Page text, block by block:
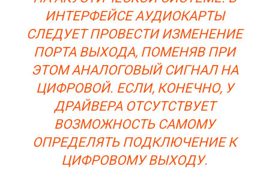
ИНТЕРФЕЙСЕ АУДИОКАРТЫ
СЛЕДУЕТ ПРОВЕСТИ ИЗМЕНЕНИЕ
ПОРТА ВЫХОДА, ПОМЕНЯВ ПРИ
ЭТОМ АНАЛОГОВЫЙ СИГНАЛ НА
ЦИФРОВОЙ. ЕСЛИ, КОНЕЧНО, У
ДРАЙВЕРА ОТСУТСТВУЕТ
ВОЗМОЖНОСТЬ САМОМУ
ОПРЕДЕЛЯТЬ ПОДКЛЮЧЕНИЕ К
ЦИФРОВОМУ ВЫХОДУ.